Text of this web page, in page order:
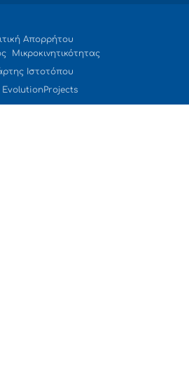
Απορρήτου
Μικροκινητικότητας
Ιστοτόπου
EvolutionProjects